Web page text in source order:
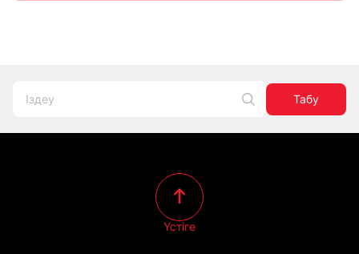
Табу
Үстіге